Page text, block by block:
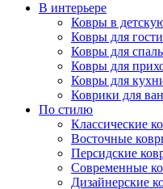
В интерьере
Ковры в
Ковры для
Ковры для
Ковры для
Ковры для
Коврики для
По стилю
Классические
Восточные
Персидские
Современные
Дизайнерские